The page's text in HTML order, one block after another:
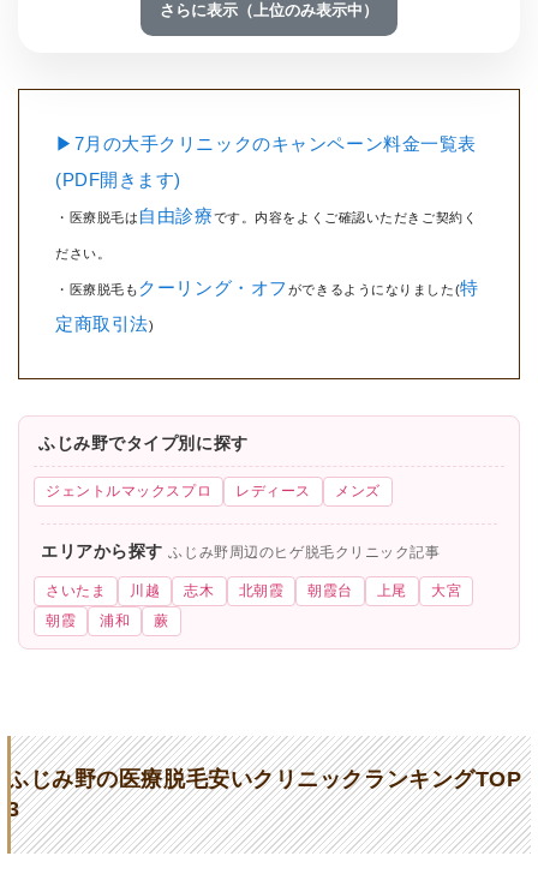
さらに表示（上位のみ表示中）
▶7月の大手クリニックのキャンペーン料金一覧表
(PDF開きます)
・医療脱毛は 自由診療です。内容をよくご確認いただきご契約く
ださい。
・医療脱毛も クーリング・オフ ができるようになりました(特
定商取引法)
ふじみ野でタイプ別に探す
ジェントルマックスプロ レディース メンズ
エリアから探すふじみ野周辺のヒゲ脱毛クリニック記事
さいたま 川越 志木 北朝霞 朝霞台 上尾
大宮
朝霞
浦和 蕨
ふじみ野の医療脱毛安いクリニックランキングTOP
3